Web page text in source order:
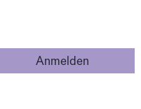
Anmelden